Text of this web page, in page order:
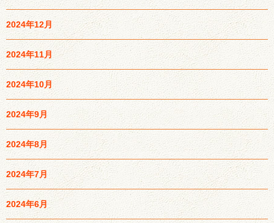
2024年12月
2024年11月
2024年10月
2024年9月
2024年8月
2024年7月
2024年6月